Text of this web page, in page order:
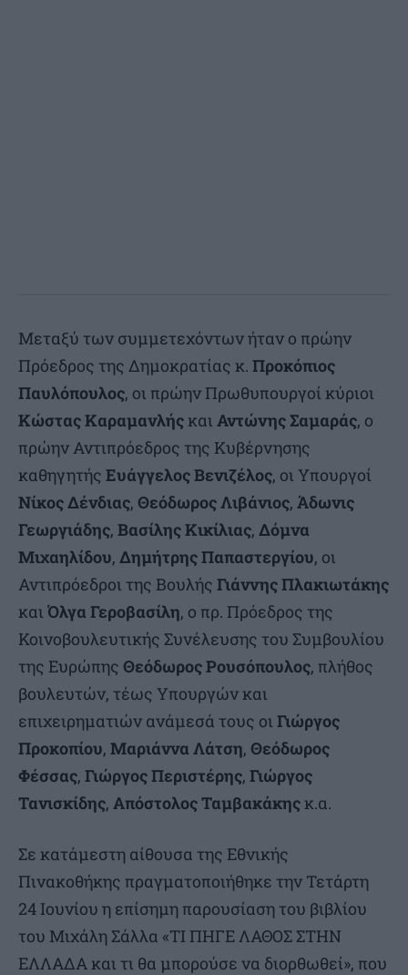
Μεταξύ των συμμετεχόντων ήταν ο πρώην
Πρόεδρος της Δημοκρατίας κ. Προκόπιος
Παυλόπουλος, οι πρώην Πρωθυπουργοί κύριοι
Κώστας Καραμανλήςκαι Αντώνης Σαμαράς, ο
πρώην Αντιπρόεδρος της Κυβέρνησης
καθηγητής Ευάγγελος Βενιζέλος, οι Υπουργοί
Νίκος Δένδιας, Θεόδωρος Λιβάνιος, Άδωνις
Γεωργιάδης, Βασίλης Κικίλιας, Δόμνα
Μιχαηλίδου, Δημήτρης Παπαστεργίου, οι
Αντιπρόεδροι της Βουλής Γιάννης Πλακιωτάκης
και Όλγα Γεροβασίλη, ο πρ. Πρόεδρος της
Κοινοβουλευτικής Συνέλευσης του Συμβουλίου
της Ευρώπης Θεόδωρος Ρουσόπουλος, πλήθος
βουλευτών, τέως Υπουργών και
επιχειρηματιών ανάμεσά τους οι Γιώργος
Προκοπίου, Μαριάννα Λάτση, Θεόδωρος
Φέσσας, ΓιώργοςΠεριστέρης, Γιώργος
Τανισκίδης, ΑπόστολοςΤαμβακάκηςκ.α.
Σε κατάμεστη αίθουσα της Εθνικής
Πινακοθήκης πραγματοποιήθηκε την Τετάρτη
24 Ιουνίου η επίσημη παρουσίαση του βιβλίου
του Μιχάλη Σάλλα «ΤΙ ΠΗΓΕ ΛΑΘΟΣ ΣΤΗΝ
ΕΛΛΑΔΑ και τι θα μπορούσε να διορθωθεί», που